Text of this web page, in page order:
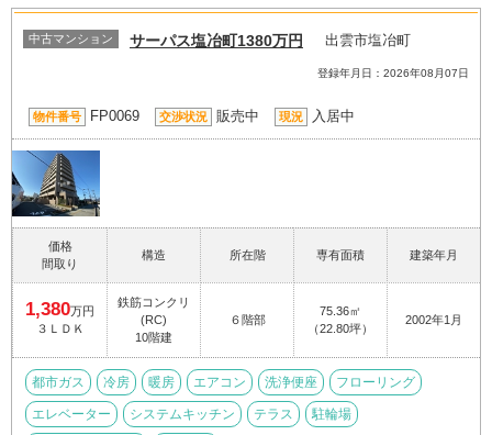
中古マンション サーパス塩冶町1380万円 出雲市塩冶町
登録年月日：2026年08月07日
物件番号 FP0069 交渉状況 販売中 現況 入居中
価格
間取り
構造 所在階 専有面積 建築年月
1,380万円
３ＬＤＫ
鉄筋コンクリ
(RC)
10階建
６階部
75.36㎡
（22.80坪）
2002年1月
都市ガス 冷房 暖房 エアコン 洗浄便座 フローリング
エレベーター システムキッチン テラス 駐輪場